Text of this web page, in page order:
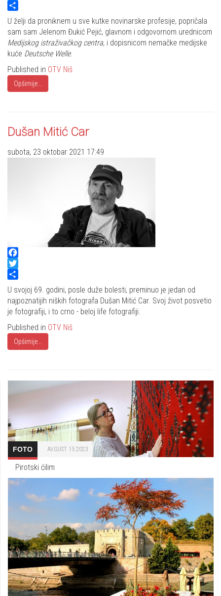
Twitter
Share
U želji da proniknem u sve kutke novinarske profesije, popričala
sam sam Jelenom Đukić Pejić, glavnom i odgovornom urednicom
Medijskog istraživačkog centra, i dopisnicom nemačke medijske
kuće Deutsche Welle.
Published in OTV Niš
Opširnije...
Dušan Mitić Car
subota, 23 oktobar 2021 17:49
Facebook
Twitter
Share
U svojoj 69. godini, posle duže bolesti, preminuo je jedan od
najpoznatijih niških fotografa Dušan Mitić Car. Svoj život posvetio
je fotografiji, i to crno - beloj life fotografiji.
Published in OTV Niš
Opširnije...
FOTO AVGUST 15 2023
Pirotski ćilim